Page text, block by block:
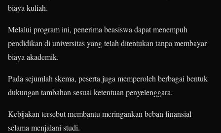
biaya kuliah.
Melalui program ini, penerima beasiswa dapat menempuh
pendidikan di universitas yang telah ditentukan tanpa membayar
biaya akademik.
Pada sejumlah skema, peserta juga memperoleh berbagai bentuk
dukungan tambahan sesuai ketentuan penyelenggara.
Kebijakan tersebut membantu meringankan beban finansial
selama menjalani studi.